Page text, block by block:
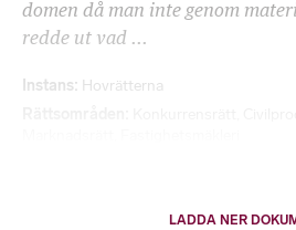
domen då man inte genom
redde ut vad ...
Instans Hovrätterna
LADDA NER